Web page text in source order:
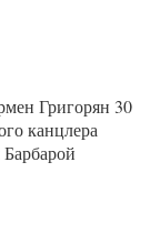
Григорян 30
канцлера